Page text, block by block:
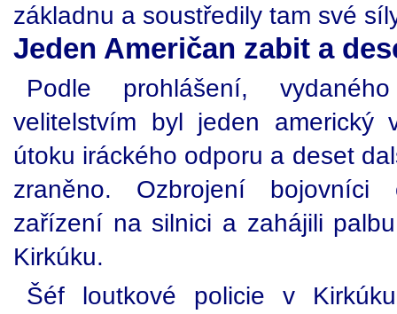
základnu a soustředily tam své
Jeden Američan zabit a
Podle prohlášení,
velitelstvím byl jeden americký
útoku iráckého odporu a deset
zraněno. Ozbrojení bojovníci
zařízení na silnici a zahájili
Kirkúku.
Šéf loutkové policie v